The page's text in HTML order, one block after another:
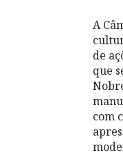
A
de
que
com